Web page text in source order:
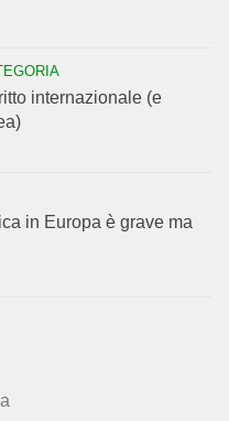
internazionale (e
in Europa è grave ma